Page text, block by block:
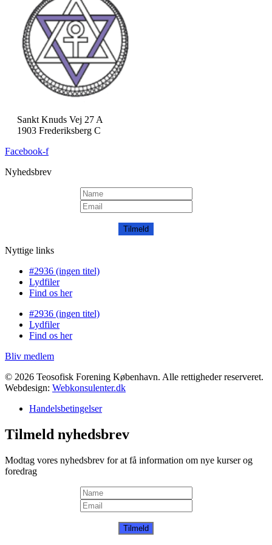
Sankt Knuds Vej 27 A
1903 Frederiksberg C
Facebook-f
Nyhedsbrev
Tilmeld
Nyttige links
#2936 (ingen titel)
Lydfiler
Find os her
#2936 (ingen titel)
Lydfiler
Find os her
Bliv medlem
© 2026 Teosofisk Forening København. Alle rettigheder reserveret.
Webdesign: Webkonsulenter.dk
Handelsbetingelser
Tilmeld nyhedsbrev
Modtag vores nyhedsbrev for at få information om nye kurser og
foredrag
Tilmeld